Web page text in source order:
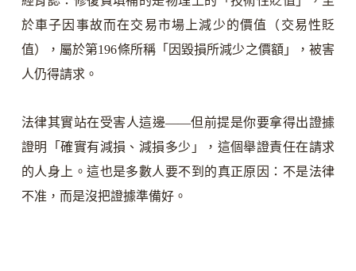
於車子因事故而在交易市場上減少的價值（交易性貶
值），屬於第196條所稱「因毀損所減少之價額」，被害
人仍得請求。
法律其實站在受害人這邊——但前提是你要拿得出證據
證明「確實有減損、減損多少」，這個舉證責任在請求
的人身上。這也是多數人要不到的真正原因：不是法律
不准，而是沒把證據準備好。